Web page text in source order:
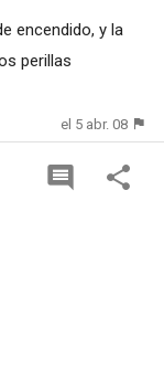
encendido, y la
perillas
el 5 abr. 08